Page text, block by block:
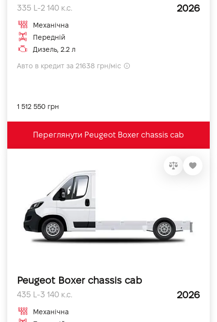
335 L-2 140 к.с. 2026
Механічна
Передній
Дизель, 2.2 л
Авто в кредит за 21638 грн/міс
1 512 550 грн
Переглянути Peugeot Boxer chassis cab
Peugeot Boxer chassis cab
435 L-3 140 к.с. 2026
Механічна